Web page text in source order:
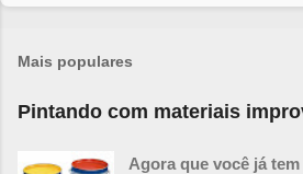
Mais populares
Pintando com materiais
Agora que você já